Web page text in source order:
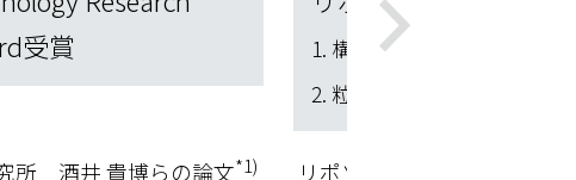
受賞
所 酒井 貴博らの論文*1)
1. 構造評価
2. 粒径制御技術と特性評価
リポソームは、肌と同様の